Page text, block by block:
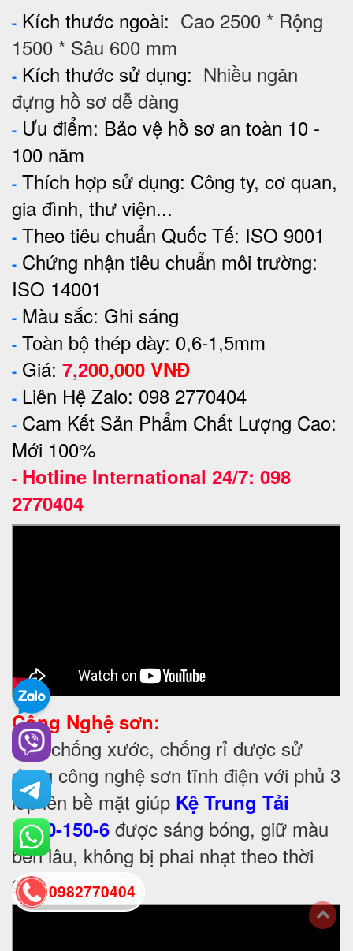
- Kích thước ngoài: Cao 2500 * Rộng
1500 * Sâu 600 mm
- Kích thước sử dụng: Nhiều ngăn
đựng hồ sơ dễ dàng
- Ưu điểm: Bảo vệ hồ sơ an toàn 10 -
100 năm
- Thích hợp sử dụng: Công ty, cơ quan,
gia đình, thư viện...
- Theo tiêu chuẩn Quốc Tế: ISO 9001
- Chứng nhận tiêu chuẩn môi trường:
ISO 14001
- Màu sắc: Ghi sáng
- Toàn bộ thép dày: 0,6-1,5mm
- Giá: 7,200,000 VNĐ
- Liên Hệ Zalo: 098 2770404
- Cam Kết Sản Phẩm Chất Lượng Cao:
Mới 100%
- Hotline International 24/7: 098
2770404
Công Nghệ sơn:
- Để chống xước, chống rỉ được sử
dụng công nghệ sơn tĩnh điện với phủ 3
lớp lên bề mặt giúp Kệ Trung Tải
K250-150-6 được sáng bóng, giữ màu
bền lâu, không bị phai nhạt theo thời
gian.0982770404